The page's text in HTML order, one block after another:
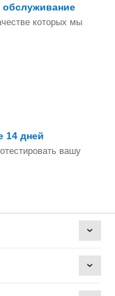
обслуживание
которых мы
14 дней
вашу